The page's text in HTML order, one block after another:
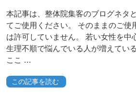
本記事は、整体院集客のブログネタ
てご使用ください。 そのままのご使
は許可していません。 若い女性を中
生理不順で悩んでいる人が増えてい
ここ …
この記事を読む